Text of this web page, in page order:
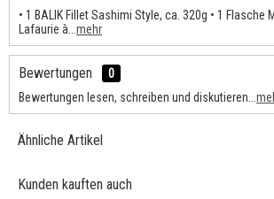
• 1 BALIK Fillet Sashimi Style, ca. 320g • 1 Flasche
Lafaurie à... mehr
Bewertungen
0
Bewertungen lesen, schreiben und diskutieren...
Ähnliche Artikel
Kunden kauften auch